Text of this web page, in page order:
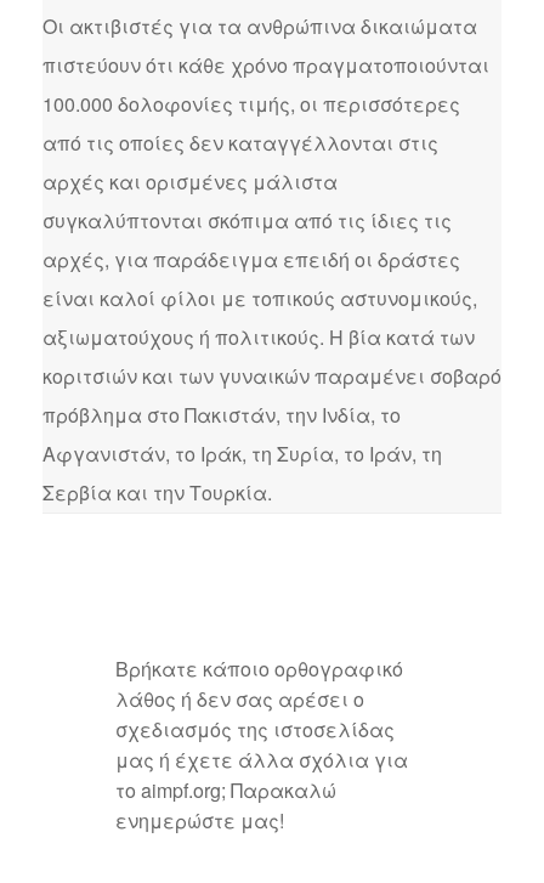
Οι ακτιβιστές για τα ανθρώπινα δικαιώματα
πιστεύουν ότι κάθε χρόνο πραγματοποιούνται
100.000 δολοφονίες τιμής, οι περισσότερες
από τις οποίες δεν καταγγέλλονται στις
αρχές και ορισμένες μάλιστα
συγκαλύπτονται σκόπιμα από τις ίδιες τις
αρχές, για παράδειγμα επειδή οι δράστες
είναι καλοί φίλοι με τοπικούς αστυνομικούς,
αξιωματούχους ή πολιτικούς. Η βία κατά των
κοριτσιών και των γυναικών παραμένει σοβαρό
πρόβλημα στο Πακιστάν, την Ινδία, το
Αφγανιστάν, το Ιράκ, τη Συρία, το Ιράν, τη
Σερβία και την Τουρκία.
Βρήκατε κάποιο ορθογραφικό
λάθος ή δεν σας αρέσει ο
σχεδιασμός της ιστοσελίδας
μας ή έχετε άλλα σχόλια για
το aimpf.org; Παρακαλώ
ενημερώστε μας!